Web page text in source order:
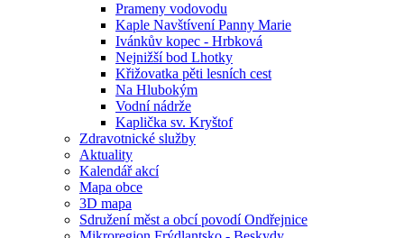
Prameny vodovodu
Kaple Navštívení Panny Marie
Ivánkův kopec - Hrbková
Nejnižší bod Lhotky
Křižovatka pěti lesních cest
Na Hlubokým
Vodní nádrže
Kaplička sv. Kryštof
Zdravotnické služby
Aktuality
Kalendář akcí
Mapa obce
3D mapa
Sdružení měst a obcí povodí Ondřejnice